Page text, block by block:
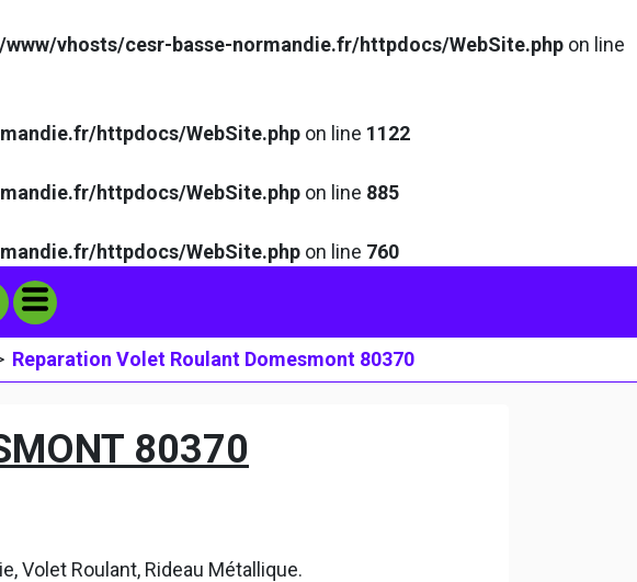
vhosts/cesr-basse-normandie.fr/httpdocs/WebSite.php on line
httpdocs/WebSite.php on line 1122
httpdocs/WebSite.php on line 885
httpdocs/WebSite.php on line 760
Reparation Volet Roulant Domesmont 80370
80370
Volet Roulant, Rideau Métallique.